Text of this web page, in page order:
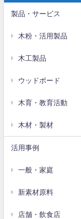
製品・サービス
木粉・活用製品
木工製品
ウッドボード
木育・教育活動
木材・製材
活用事例
一般・家庭
新素材原料
店舗・飲食店